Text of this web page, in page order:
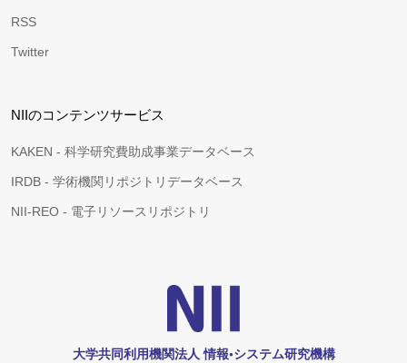
RSS
Twitter
NIIのコンテンツサービス
KAKEN - 科学研究費助成事業データベース
IRDB - 学術機関リポジトリデータベース
NII-REO - 電子リソースリポジトリ
大学共同利用機関法人 情報•システム研究機構